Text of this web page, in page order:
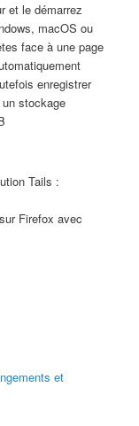
et le démarrez
macOS ou
face à une page
enregistrer
stockage
Tails :
Firefox avec
et